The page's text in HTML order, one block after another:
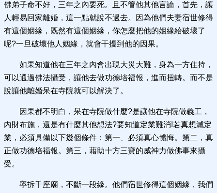
佛弟子命不好，三年之內要死。且不管他其他言論，首先，讓
人輕易回家離婚，這一點就說不過去。因為他們夫妻宿世修得
有這個姻緣，既然有這個姻緣，你怎麼把他的姻緣給破壞了
呢?一旦破壞他人姻緣，就會干擾到他的因果。
如果知道他在三年之內會出現大災大難，身為一方住持，
可以通過佛法攝受，讓他去做功德培福報，進而扭轉。而不是
說讓他離婚呆在寺院就可以解決了。
因果都不明白，呆在寺院做什麼?是讓他在寺院做義工，
內財布施，還是有什麼其他想法?要知道定業難消!若真想滅定
業，必須具備以下幾個條件：第一、必須真心懺悔。第二，真
正做功德培福報。第三，藉助十方三寶的威神力做佛事來攝
受。
寧拆千座廟，不斷一段緣。他們宿世修得這個姻緣，我們